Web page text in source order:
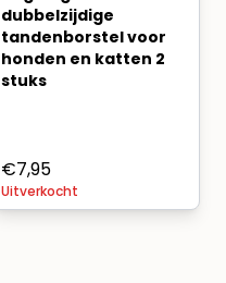
dubbelzijdige
tandenborstel voor
honden en katten 2
stuks
€7,95
Uitverkocht